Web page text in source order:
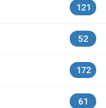
121
52
172
61